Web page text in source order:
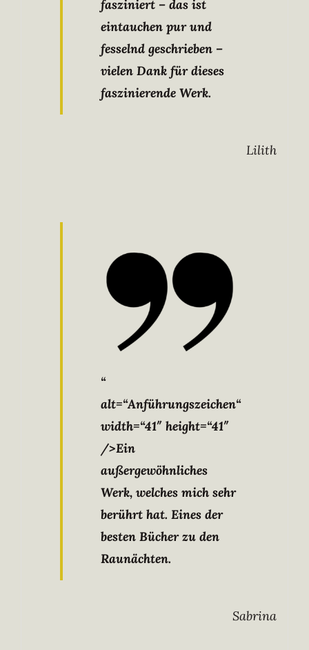
fasziniert – das ist
eintauchen pur und
fesselnd geschrieben –
vielen Dank für dieses
faszinierende Werk.
Lilith
“
alt=“Anführungszeichen“
width=“41″ height=“41″
/>Ein
außergewöhnliches
Werk, welches mich sehr
berührt hat. Eines der
besten Bücher zu den
Raunächten.
Sabrina